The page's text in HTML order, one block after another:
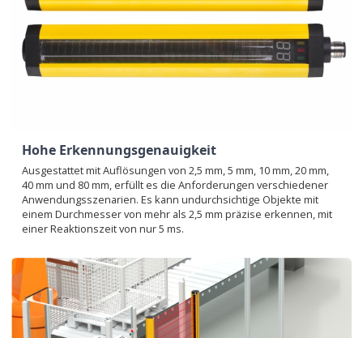
Hohe Erkennungsgenauigkeit
Ausgestattet mit Auflösungen von 2,5 mm, 5 mm, 10 mm, 20 mm,
40 mm und 80 mm, erfüllt es die Anforderungen verschiedener
Anwendungsszenarien. Es kann undurchsichtige Objekte mit
einem Durchmesser von mehr als 2,5 mm präzise erkennen, mit
einer Reaktionszeit von nur 5 ms.